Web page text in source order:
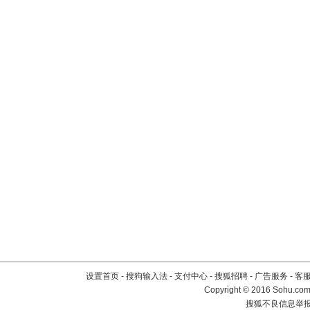
设置首页 - 搜狗输入法 - 支付中心 - 搜狐招聘 - 广告服务 - 客
Copyright©2016
搜狐不良信息举